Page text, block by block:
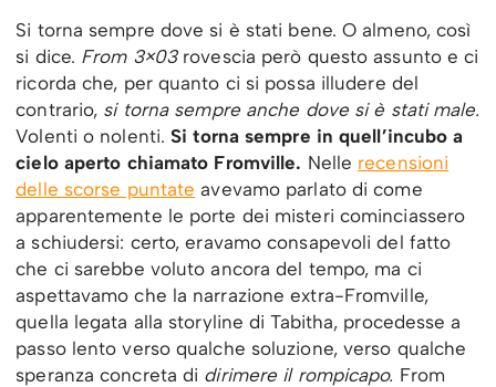
Si torna sempre dove si è stati bene. O almeno, così
si dice. From 3×03rovescia però questo assunto e ci
ricorda che, per quanto ci si possa illudere del
contrario, si torna sempre anche dove si è stati male.
Volenti o nolenti.Si torna sempre in quell’incubo a
cielo aperto chiamato Fromville. Nelle recensioni
delle scorse puntate avevamo parlato di come
apparentemente le porte dei misteri cominciassero
a schiudersi: certo, eravamo consapevoli del fatto
che ci sarebbe voluto ancora del tempo, ma ci
aspettavamo che la narrazione extra-Fromville,
quella legata alla storyline di Tabitha, procedesse a
passo lento verso qualche soluzione, verso qualche
speranza concreta di dirimere il rompicapo. From